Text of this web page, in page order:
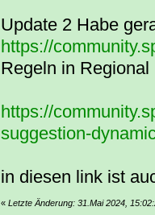
Update 2 Habe
https://
Regeln in
https://
suggestion-
in diesen link ist
« Letzte Änderung: 31.Mai 2024,